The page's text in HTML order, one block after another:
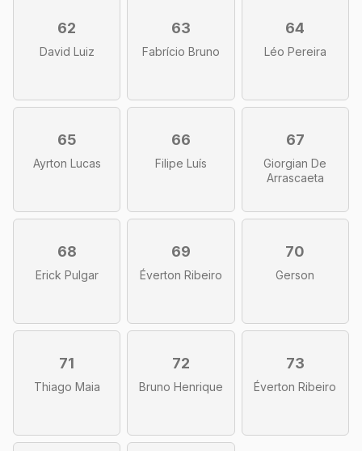
62
David Luiz
63
Fabrício Bruno
64
Léo Pereira
65
Ayrton Lucas
66
Filipe Luís
67
Giorgian De
Arrascaeta
68
Erick Pulgar
69
Éverton Ribeiro
70
Gerson
71
Thiago Maia
72
Bruno Henrique
73
Éverton Ribeiro